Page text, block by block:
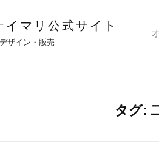
イマリ公式サイト
ザイン・販売
タグ: